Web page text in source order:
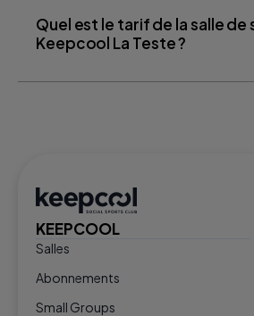
Quel est le tarif de la salle
Keepcool La Teste ?
KEEPCOOL
Salles
Abonnements
Small Groups